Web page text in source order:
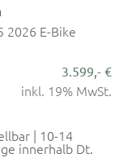
2026 E-Bike
3.599,- €
inkl. 19% MwSt.
| 10-14
innerhalb Dt.